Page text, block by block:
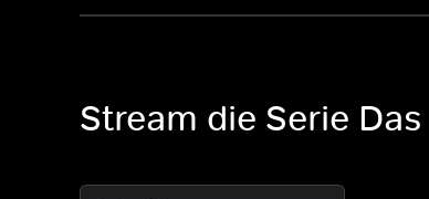
Stream die Serie